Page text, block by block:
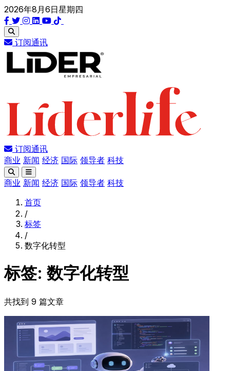
2026年8月6日星期四
订阅通讯
订阅通讯
商业 新闻 经济 国际 领导者 科技
商业 新闻 经济 国际 领导者 科技
首页
/
标签
/
数字化转型
标签: 数字化转型
共找到 9 篇文章